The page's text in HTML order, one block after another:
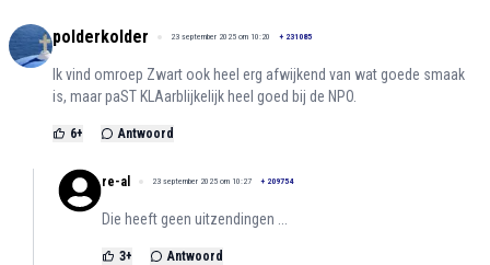
polderkolder 23 september 2025 om 10:20 + 231085
Ik vind omroep Zwart ook heel erg afwijkend van wat goede smaak
is, maar paST KLAarblijkelijk heel goed bij de NPO.
6+ Antwoord
re-al 23 september 2025 om 10:27 + 209754
Die heeft geen uitzendingen ...
3+ Antwoord